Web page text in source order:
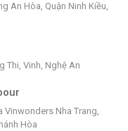
An Hòa, Quận Ninh Kiều,
Thi, Vinh, Nghệ An
Vinwonders Nha Trang,
Hòa